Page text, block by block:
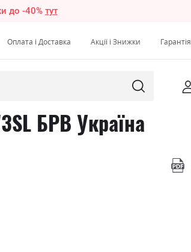
до -40% тут
Оплата і Доставка Акції і Знижки Гарантія
БРВ Україна